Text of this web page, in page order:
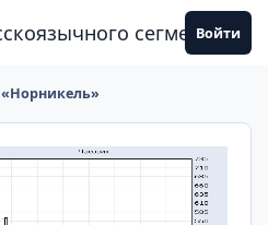
сегмента
Войти